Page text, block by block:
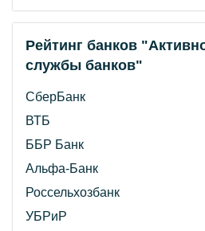
Рейтинг банков
службы банков"
СберБанк
ВТБ
ББР Банк
Альфа-Банк
Россельхозбанк
УБРиР